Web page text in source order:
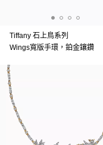
Tiffany 石上鳥系列
Wings寬版手環，鉑金鑲鑽